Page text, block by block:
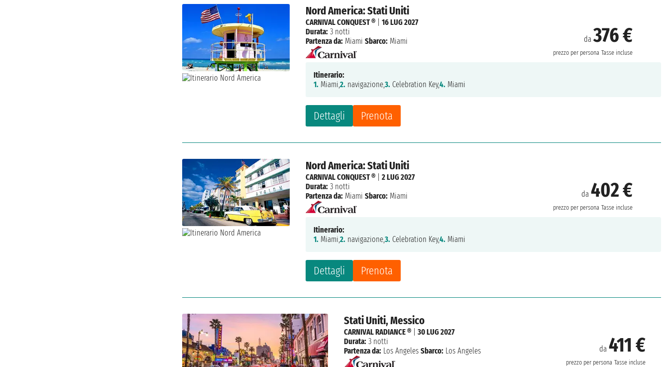
Nord America: Stati Uniti
da376 €
prezzo per persona Tasse incluse
Dettagli Prenota
CARNIVAL CONQUEST ® |16 LUG 2027
Durata: 3 notti
Partenza da: Miami Sbarco: Miami
Itinerario:
1. Miami,2. navigazione,3. Celebration Key,4. Miami
Nord America: Stati Uniti
da402 €
prezzo per persona Tasse incluse
Dettagli Prenota
CARNIVAL CONQUEST ® |2 LUG 2027
Durata: 3 notti
Partenza da: Miami Sbarco: Miami
Itinerario:
1. Miami,2. navigazione,3. Celebration Key,4. Miami
Stati Uniti, Messico
da 411 €
prezzo per persona Tasse incluse
CARNIVAL RADIANCE ®| 30 LUG 2027
Durata: 3 notti
Partenza da: Los Angeles Sbarco: Los Angeles